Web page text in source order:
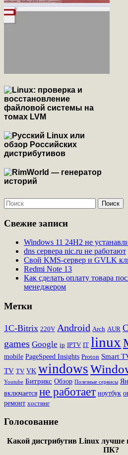
Свежие записи
Windows 11 24H2 не
dns сервера nic.ru не работают
Свой KMS-сервер и GVLK
Redmi Note 13
Как сделать оплату товара
менеджером
Метки
1C-Bitrix 220V Android Arch AUR
games Google ip IPTV IT linux
mobile PageSpeed Insights Proton Smart
TV TV VK windows
Youtube Битрикс Обзор Полезные сервисы
включается не работает ноутбук
ремонт хостинг
Голосование
Какой дистрибутив Linux лучше
ПК?